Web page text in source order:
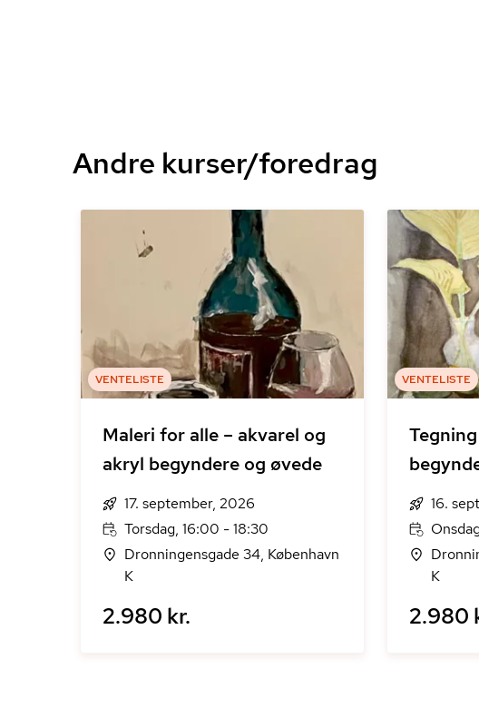
Andre kurser/foredrag
VENTELISTE
Maleri for alle – akvarel og
akryl begyndere og øvede
17. september, 2026
Torsdag, 16:00 - 18:30
Dronningensgade 34, København
K
2.980 kr.
VENTELISTE
16.
K
2.980